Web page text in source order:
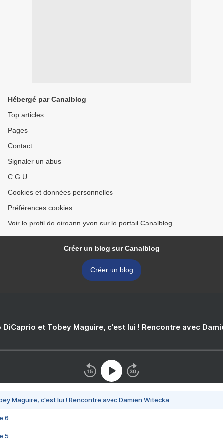
Hébergé par Canalblog
Top articles
Pages
Contact
Signaler un abus
C.G.U.
Cookies et données personnelles
Préférences cookies
Voir le profil de eireann yvon sur le portail Canalblog
Créer un blog sur Canalblog
Créer un blog
DiCaprio et Tobey Maguire, c'est lui ! Rencontre avec
Maguire, c'est lui ! Rencontre avec Damien Witecka
6
5